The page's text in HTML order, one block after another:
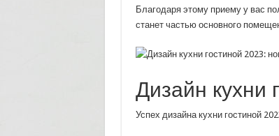
Благодаря этому приему у вас
станет частью основного
Дизайн кухни
Успех дизайна кухни гостиной